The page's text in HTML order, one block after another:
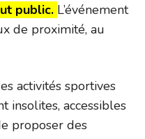
public. L’événement
de proximité, au
activités sportives
insolites, accessibles
proposer des